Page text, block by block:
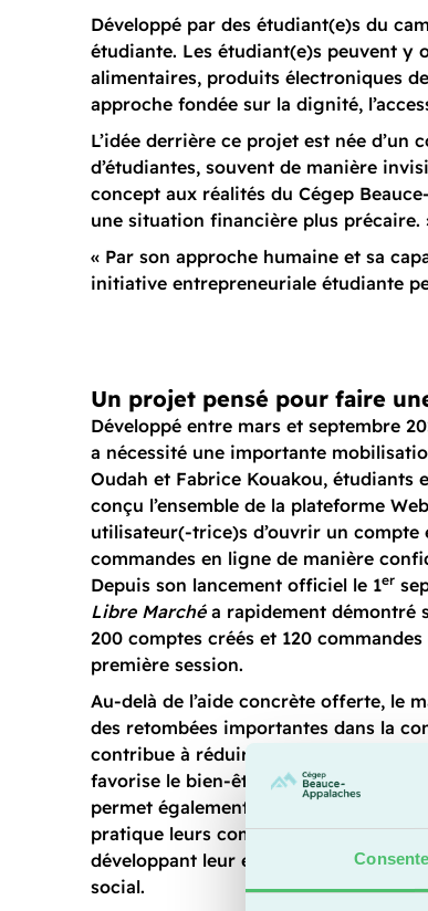
Développé par des étudiant(e)s du
étudiante. Les étudiant(e)s peuvent y
alimentaires, produits électroniques
approche fondée sur la dignité,
L’idée derrière ce projet est née
d’étudiantes, souvent de manière
concept aux réalités du Cégep
une situation financière plus précaire.
« Par son approche humaine et sa
initiative entrepreneuriale étudiante
Un projet pensé pour faire
Développé entre mars et septembre
a nécessité une importante
Oudah et Fabrice Kouakou, étudiants
conçu l’ensemble de la plateforme
utilisateur(-trice)s d’ouvrir un compte
commandes en ligne de manière
Depuis son lancement officiel le 1er
Libre Marché a rapidement démontré
200 comptes créés et 120
première session.
Au-delà de l’aide concrète offerte, le
des retombées importantes dans la
contribue à réduire le stress financier
favorise le bien-être et encourage la
permet également aux membres de
pratique leurs compétences dans un
développant leur esprit
social.